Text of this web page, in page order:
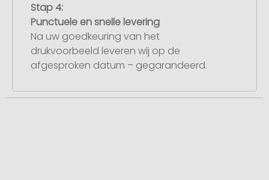
Stap 4:
Punctuele en snelle levering
Na uw goedkeuring van het
drukvoorbeeld leveren wij op de
afgesproken datum – gegarandeerd.